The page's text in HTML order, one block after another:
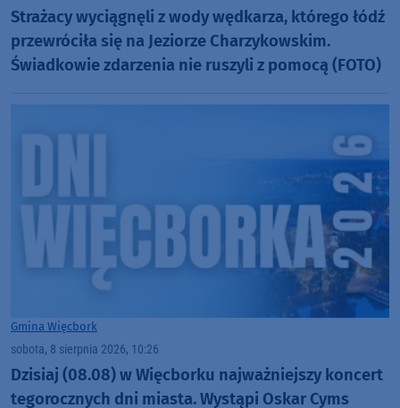
Strażacy wyciągnęli z wody wędkarza, którego łódź
przewróciła się na Jeziorze Charzykowskim.
Świadkowie zdarzenia nie ruszyli z pomocą (FOTO)
Gmina Więcbork
sobota, 8 sierpnia 2026, 10:26
Dzisiaj (08.08) w Więcborku najważniejszy koncert
tegorocznych dni miasta. Wystąpi Oskar Cyms